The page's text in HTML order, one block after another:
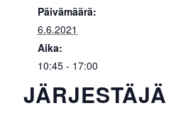
Päivämäärä:
6.6.2021
Aika:
10:45 - 17:00
JÄRJESTÄJÄ